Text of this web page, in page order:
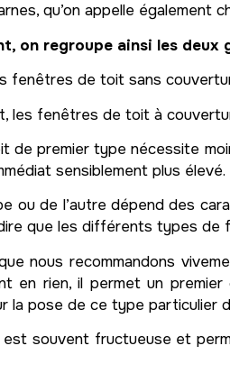
qu’on appelle également
on regroupe ainsi les
fenêtres de toit sans
les fenêtres de toit à
de premier type nécessite
sensiblement plus élevé.
ou de l’autre dépend des
que les différents types de
nous recommandons
en rien, il permet un
la pose de ce type particulier
souvent fructueuse et